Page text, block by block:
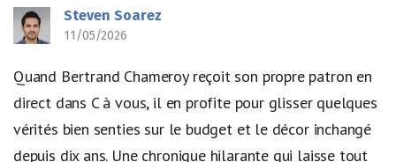
Steven Soarez
11/05/2026
Quand Bertrand Chameroy reçoit son propre patron en
direct dans C à vous, il en profite pour glisser quelques
vérités bien senties sur le budget et le décor inchangé
depuis dix ans. Une chronique hilarante qui laisse tout